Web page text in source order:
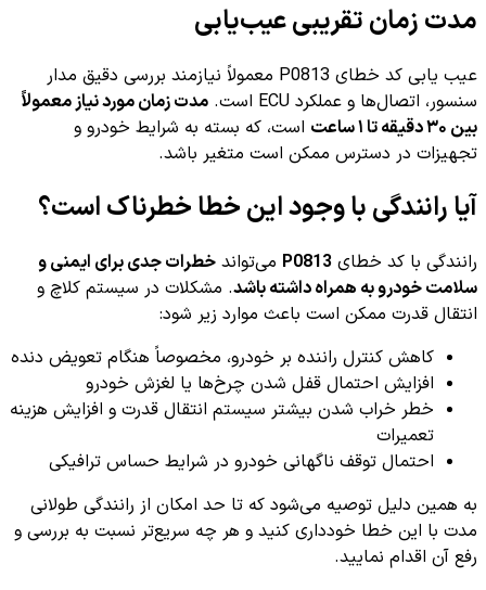
مدت زمان تقریبی عیب‌یابی
عیب یابی کد خطای P0813 معمولاً نیازمند بررسی دقیق مدار
سنسور، اتصال‌ها و عملکرد ECU است.
مدت زمان مورد نیاز معمولاً
بین ۳۰ دقیقه تا ۱ ساعت
است، که بسته به شرایط خودرو و
تجهیزات در دسترس ممکن است متغیر باشد.
آیا رانندگی با وجود این خطا خطرناک است؟
رانندگی با کد خطای P0813 می‌تواند خطرات جدی برای ایمنی و
سلامت خودرو به همراه داشته باشد. مشکلات در سیستم کلاچ و
انتقال قدرت ممکن است باعث موارد زیر شود:
کاهش کنترل راننده بر خودرو، مخصوصاً هنگام تعویض دنده
افزایش احتمال قفل شدن چرخ‌ها یا لغزش خودرو
خطر خراب شدن بیشتر سیستم انتقال قدرت و افزایش هزینه
تعمیرات
احتمال توقف ناگهانی خودرو در شرایط حساس ترافیکی
به همین دلیل توصیه می‌شود که تا حد امکان از رانندگی طولانی
مدت با این خطا خودداری کنید و هر چه سریع‌تر نسبت به بررسی و
رفع آن اقدام نمایید.